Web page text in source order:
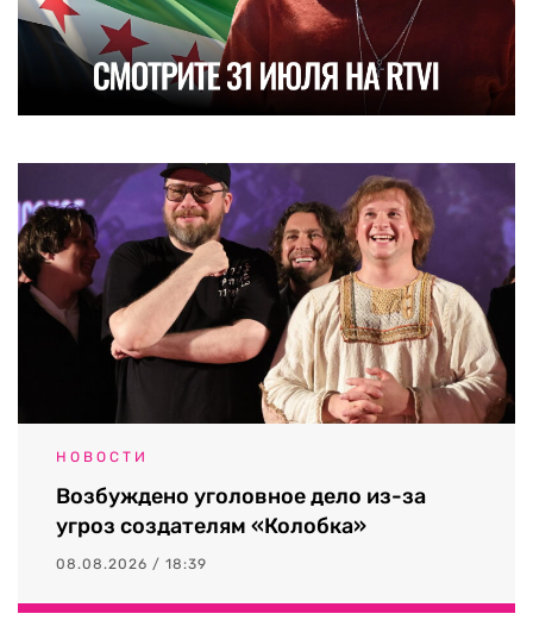
НОВОСТИ
Возбуждено уголовное дело из-за
угроз создателям «Колобка»
08.08.2026 / 18:39